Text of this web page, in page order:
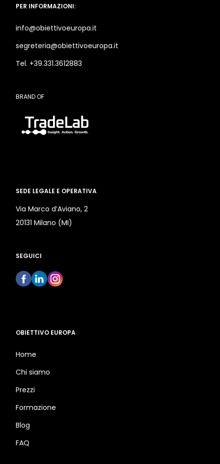
PER INFORMAZIONI:
info@obiettivoeuropa.it
segreteria@obiettivoeuropa.it
Tel. +39.331.3612883
BRAND OF
SEDE LEGALE E OPERATIVA
Via Marco d’Aviano, 2
20131 Milano (MI)
SEGUICI
OBIETTIVO EUROPA
Home
Chi siamo
Prezzi
Formazione
Blog
FAQ